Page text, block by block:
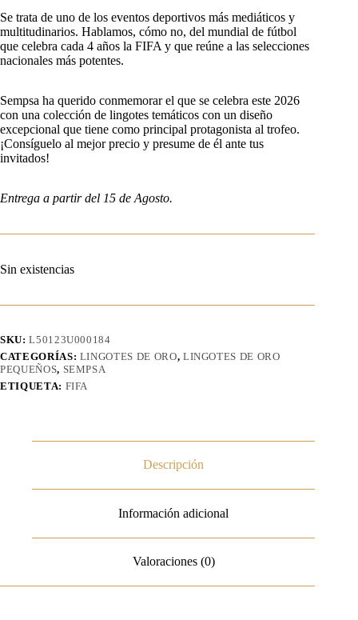
Se trata de uno de los eventos deportivos más mediáticos y
multitudinarios. Hablamos, cómo no, del mundial de fútbol
que celebra cada 4 años la FIFA y que reúne a las selecciones
nacionales más potentes.
Sempsa ha querido conmemorar el que se celebra este 2026
con una colección de lingotes temáticos con un diseño
excepcional que tiene como principal protagonista al trofeo.
¡Consíguelo al mejor precio y presume de él ante tus
invitados!
Entrega a partir del 15 de Agosto.
Sin existencias
SKU:L50123U000184
CATEGORÍAS: LINGOTES DE ORO, LINGOTES DE ORO
PEQUEÑOS, SEMPSA
ETIQUETA: FIFA
Descripción
Información adicional
Valoraciones (0)